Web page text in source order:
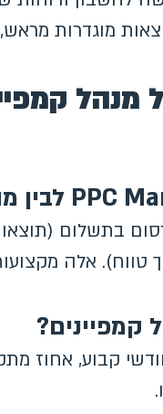
מוגדרות
טווח). אלה
קמפיינים?
קבוע, אחוז